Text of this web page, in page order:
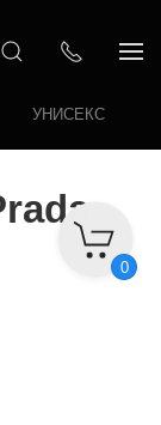
УНИСЕКС
0